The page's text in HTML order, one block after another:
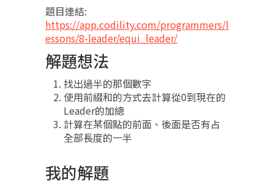
題目連結:
https://app.codility.com/programmers/l
essons/8-leader/equi_leader/
解題想法
找出過半的那個數字
使用前綴和的方式去計算從0到現在的
Leader的加總
計算在某個點的前面、後面是否有占
全部長度的一半
我的解題